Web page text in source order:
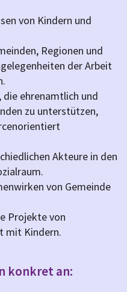
von Kindern und
Regionen und
der Arbeit
die ehrenamtlich und
zu unterstützen,
Akteure in den
von Gemeinde
Projekte von
mit Kindern.
konkret an: